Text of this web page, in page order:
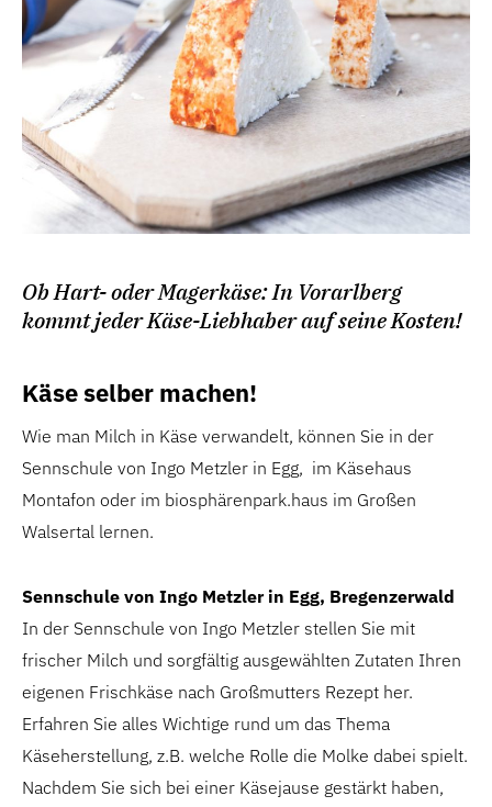
Ob Hart- oder Magerkäse: In Vorarlberg
kommt jeder Käse-Liebhaber auf seine Kosten!
Käse selber machen!
Wie man Milch in Käse verwandelt, können Sie in der
Sennschule von Ingo Metzler in Egg, im Käsehaus
Montafon oder im biosphärenpark.haus im Großen
Walsertal lernen.
Sennschule von Ingo Metzler in Egg, Bregenzerwald
In der Sennschule von Ingo Metzler stellen Sie mit
frischer Milch und sorgfältig ausgewählten Zutaten Ihren
eigenen Frischkäse nach Großmutters Rezept her.
Erfahren Sie alles Wichtige rund um das Thema
Käseherstellung, z.B. welche Rolle die Molke dabei spielt.
Nachdem Sie sich bei einer Käsejause gestärkt haben,